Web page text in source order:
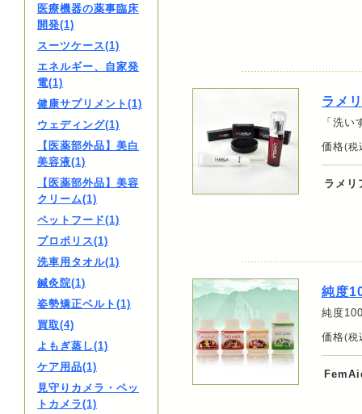
医療機器の薬事臨床
開発(1)
スーツケース(1)
エネルギー、自家発
電(1)
健康サプリメント(1)
ウェディング(1)
【医薬部外品】美白
美容液(1)
【医薬部外品】美容
クリーム(1)
ペットフード(1)
プロポリス(1)
洗車用タオル(1)
鍼灸院(1)
姿勢矯正ベルト(1)
買取(4)
よもぎ蒸し(1)
ケア用品(1)
見守りカメラ・ペッ
トカメラ(1)
ラメ
「洗
価格(税
ラメリ
純度
純度
価格(税